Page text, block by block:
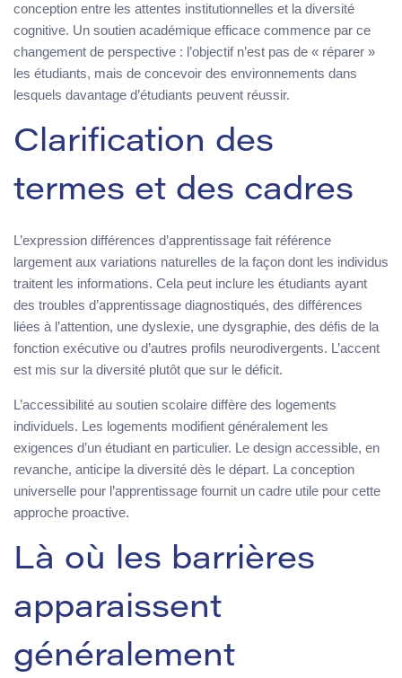
conception entre les attentes institutionnelles et la diversité
cognitive. Un soutien académique efficace commence par ce
changement de perspective : l’objectif n’est pas de « réparer »
les étudiants, mais de concevoir des environnements dans
lesquels davantage d’étudiants peuvent réussir.
Clarification des
termes et des cadres
L’expression différences d’apprentissage fait référence
largement aux variations naturelles de la façon dont les individus
traitent les informations. Cela peut inclure les étudiants ayant
des troubles d’apprentissage diagnostiqués, des différences
liées à l’attention, une dyslexie, une dysgraphie, des défis de la
fonction exécutive ou d’autres profils neurodivergents. L’accent
est mis sur la diversité plutôt que sur le déficit.
L’accessibilité au soutien scolaire diffère des logements
individuels. Les logements modifient généralement les
exigences d’un étudiant en particulier. Le design accessible, en
revanche, anticipe la diversité dès le départ. La conception
universelle pour l’apprentissage fournit un cadre utile pour cette
approche proactive.
Là où les barrières
apparaissent
généralement